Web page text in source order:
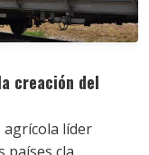
creación del
líder